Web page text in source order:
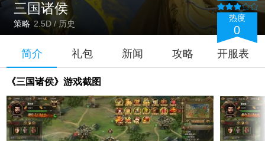
三国诸侯
策略 2.5D / 历史
热度
0
简介 礼包 新闻 攻略 开服表
《三国诸侯》游戏截图